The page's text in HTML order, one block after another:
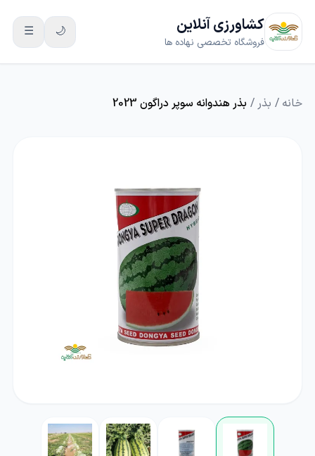
کشاورزی آنلاین
فروشگاه تخصصی نهاده ها
🌙
☰
خانه / بذر / بذر هندوانه سوپر دراگون 2023